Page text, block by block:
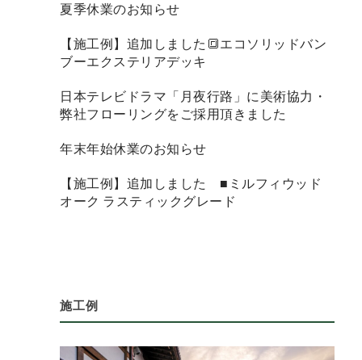
夏季休業のお知らせ
【施工例】追加しました🔳エコソリッドバン
ブーエクステリアデッキ
日本テレビドラマ「月夜行路」に美術協力・
弊社フローリングをご採用頂きました
年末年始休業のお知らせ
【施工例】追加しました ■ミルフィウッド
オーク ラスティックグレード
施工例